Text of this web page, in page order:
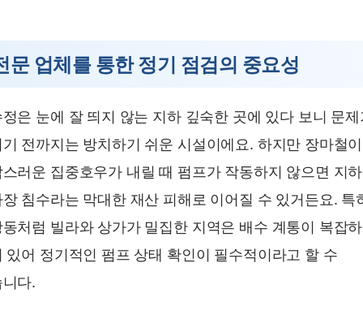
문 업체를 통한 정기 점검의 중요성
은 눈에 잘 띄지 않는 지하 깊숙한 곳에 있다 보니 문제
전까지는 방치하기 쉬운 시설이에요. 하지만 장마철
러운 집중호우가 내릴 때 펌프가 작동하지 않으면 지하
침수라는 막대한 재산 피해로 이어질 수 있거든요. 특
처럼 빌라와 상가가 밀집한 지역은 배수 계통이 복잡
있어 정기적인 펌프 상태 확인이 필수적이라고 할 수
다.